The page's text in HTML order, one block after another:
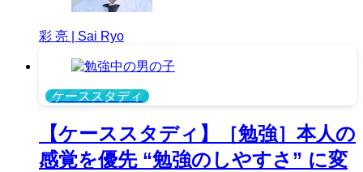
彩 亮 | Sai Ryo
ケーススタディ
【ケーススタディ】［勉強］本人の
感覚を優先 “勉強のしやすさ” に変